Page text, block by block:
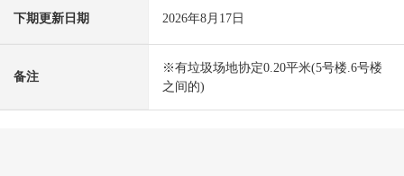
下期更新日期 2026年8月17日
备注
※有垃圾场地协定0.20平米(5号楼.6号楼
之间的)